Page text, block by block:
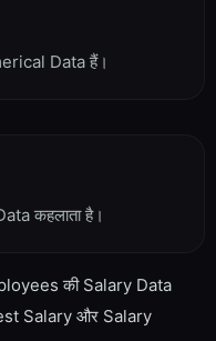
Data हैं।
कहलाता है।
की Salary Data
Salary और Salary